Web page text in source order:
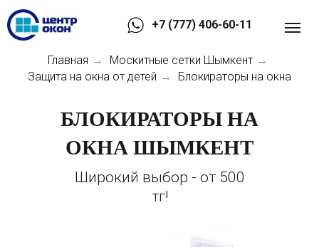
+7 (777) 406-60-11
Главная → Москитные сетки Шымкент →
Защита на окна от детей → Блокираторы на окна
БЛОКИРАТОРЫ НА
ОКНА ШЫМКЕНТ
Широкий выбор - от 500
тг!